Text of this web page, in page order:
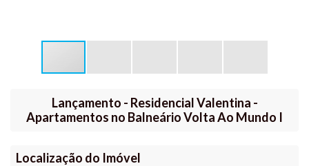
Lançamento - Residencial Valentina -
Apartamentos no Balneário Volta Ao Mundo I
Localização do Imóvel